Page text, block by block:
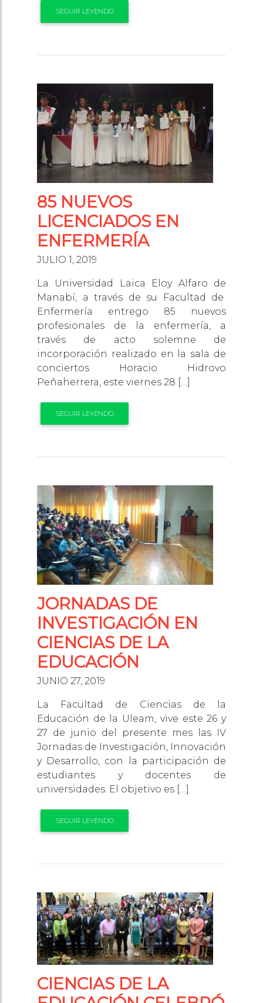
SEGUIR LEYENDO
85 NUEVOS
LICENCIADOS EN
ENFERMERÍA
JULIO 1, 2019
La Universidad Laica Eloy Alfaro de
Manabí, a través de su Facultad de
Enfermería entrego 85 nuevos
profesionales de la enfermería, a
través de acto solemne de
incorporación realizado en la sala de
conciertos Horacio Hidrovo
Peñaherrera, este viernes 28 […]
SEGUIR LEYENDO
JORNADAS DE
INVESTIGACIÓN EN
CIENCIAS DE LA
EDUCACIÓN
JUNIO 27, 2019
La Facultad de Ciencias de la
Educación de la Uleam, vive este 26 y
27 de junio del presente mes las IV
Jornadas de Investigación, Innovación
y Desarrollo, con la participación de
estudiantes y docentes de
universidades. El objetivo es […]
SEGUIR LEYENDO
CIENCIAS DE LA